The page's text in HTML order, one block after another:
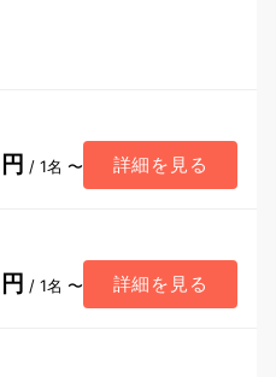
/ 1名 〜 詳細を見る
/ 1名 〜 詳細を見る